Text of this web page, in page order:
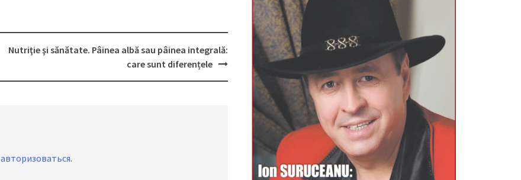
Nutriţie şi sănătate. Pâinea albă sau pâinea integrală:
care sunt diferențele
авторизоваться.